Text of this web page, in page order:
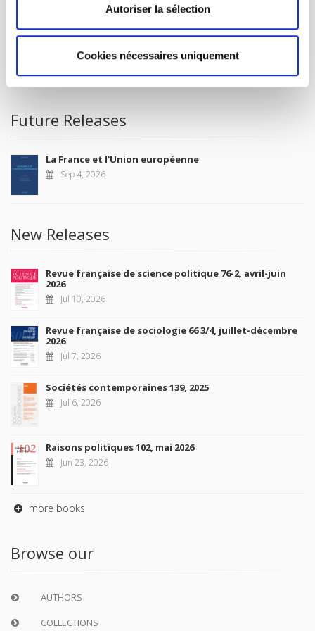
Autoriser la sélection
Cookies nécessaires uniquement
FOR BOOKSHOPS
CONDITIONS OF SALE
MY ACCOUNT
Future Releases
La France et l'Union européenne
Sep 4, 2026
New Releases
Revue française de science politique 76-2, avril-juin
2026
Jul 10, 2026
Revue française de sociologie 66 3/4, juillet-décembre
2026
Jul 7, 2026
Sociétés contemporaines 139, 2025
Jul 6, 2026
Raisons politiques 102, mai 2026
Jun 23, 2026
more books
Browse our
AUTHORS
COLLECTIONS